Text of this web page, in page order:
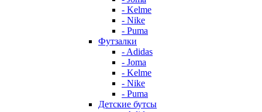
- Kelme
- Nike
- Puma
Футзалки
- Adidas
- Joma
- Kelme
- Nike
- Puma
Детские бутсы